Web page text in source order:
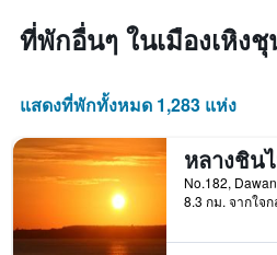
วัน
มา
แกน
แแส
ราคา
เฉลี่ย
ของ
ห้อง
พัก
ที่พักอื่นๆ ในเมืองเหิง
แสดงที่พักทั้งหมด 1,283 แห่ง
8.3 กม. จากใจก